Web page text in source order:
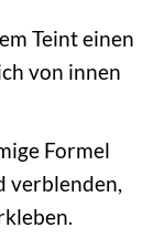
Teint einen
von innen
Formel
verblenden,